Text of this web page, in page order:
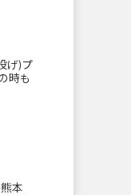
げ)プ
時も
本